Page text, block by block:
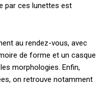
par ces lunettes est
au rendez-vous, avec
de forme et un casque
morphologies. Enfin,
on retrouve notamment